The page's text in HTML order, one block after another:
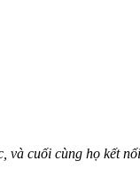
và cuối cùng họ kết